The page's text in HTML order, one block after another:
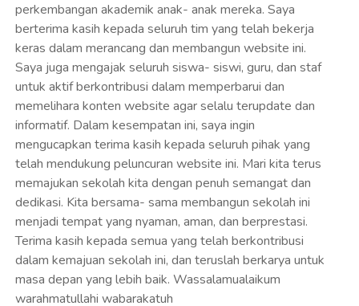
perkembangan akademik anak- anak mereka. Saya
berterima kasih kepada seluruh tim yang telah bekerja
keras dalam merancang dan membangun website ini.
Saya juga mengajak seluruh siswa- siswi, guru, dan staf
untuk aktif berkontribusi dalam memperbarui dan
memelihara konten website agar selalu terupdate dan
informatif. Dalam kesempatan ini, saya ingin
mengucapkan terima kasih kepada seluruh pihak yang
telah mendukung peluncuran website ini. Mari kita terus
memajukan sekolah kita dengan penuh semangat dan
dedikasi. Kita bersama- sama membangun sekolah ini
menjadi tempat yang nyaman, aman, dan berprestasi.
Terima kasih kepada semua yang telah berkontribusi
dalam kemajuan sekolah ini, dan teruslah berkarya untuk
masa depan yang lebih baik. Wassalamualaikum
warahmatullahi wabarakatuh